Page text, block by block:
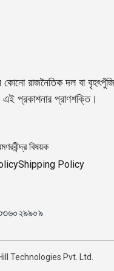
রাজনৈতিক দল বা
প্রকাশনার প্রাণশক্তি।
রবীন্দ্র বিষয়ক
Shipping Policy
Technologies Pvt. Ltd.